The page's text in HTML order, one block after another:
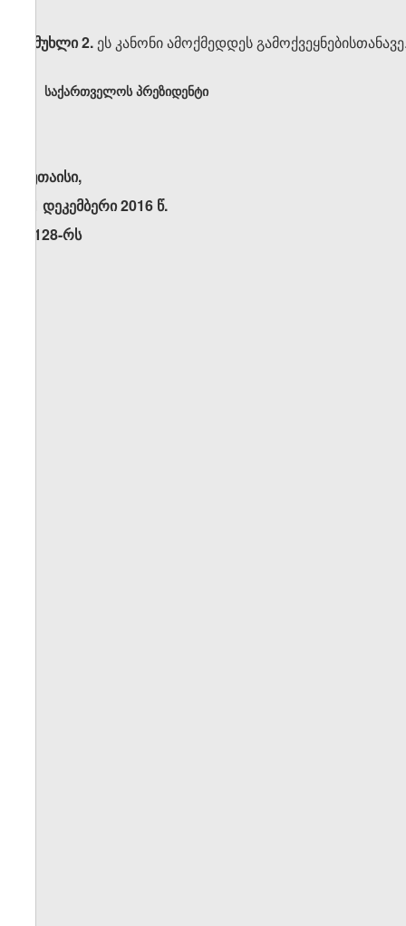
მუხლი 2. ეს კანონი ამოქმედდეს
საქართველოს პრეზიდენტი
ქუთაისი,
21 დეკემბერი 2016 წ.
N128-რს